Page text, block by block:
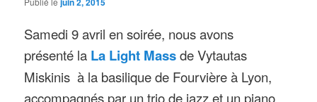
Samedi 9 avril en soirée, nous avons
présenté la La Light Massde Vytautas
Miskinis à la basilique de Fourvière à Lyon,
accompagnés par un trio de jazz et un piano